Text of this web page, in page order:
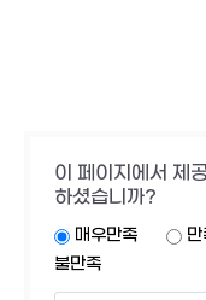
이 페이지에서 제
하셨습니까?
매우만족
불만족